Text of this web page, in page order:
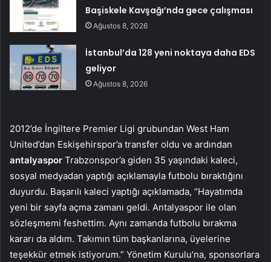
Başiskele Kavşağı’nda gece çalışması
Ağustos 8, 2026
İstanbul’da 128 yeni noktaya daha EDS
geliyor
Ağustos 8, 2026
2012’de İngiltere Premier Ligi grubundan West Ham
United’dan Eskişehirspor’a transfer oldu ve ardından
antalyaspor Trabzonspor’a giden 35 yaşındaki kaleci,
sosyal medyadan yaptığı açıklamayla futbolu bıraktığını
duyurdu. Başarılı kaleci yaptığı açıklamada, “Hayatımda
yeni bir sayfa açma zamanı geldi. Antalyaspor ile olan
sözleşmemi feshettim. Aynı zamanda futbolu bırakma
kararı da aldım. Takımın tüm başkanlarına, üyelerine
teşekkür etmek istiyorum.” Yönetim Kurulu’na, sponsorlara